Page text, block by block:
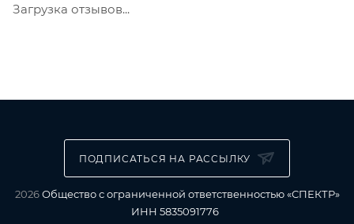
Загрузка отзывов...
ПОДПИСАТЬСЯ НА РАССЫЛКУ
2026Общество с ограниченной ответственностью «СПЕКТР»
ИНН 5835091776